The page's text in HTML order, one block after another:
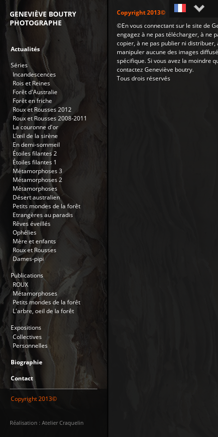
Copyright 2013©
©En vous connectant sur le site de
engagez à ne pas télécharger, à ne
copier, à ne pas publier ni
manipuler aucune des images
spécifique. Si vous avez la moindre
contactez Geneviève boutry.
Tous drois réservés
GENEVIÈVE BOUTRY
PHOTOGRAPHE
Actualités
Séries
Incandescences
Rois et Reines
Forêt d'Australie
Forêt en friche
Roux et Rousses 2012
Roux et Rousses 2008-2011
La couronne d'or
L’œil de la sirène
En demi-sommeil
Étoiles filantes 2
Étoiles filantes 1
Métamorphoses 3
Métamorphoses 2
Métamorphoses
Désert australien
Petits mondes de la forêt
Etrangères au paradis
Rêves éveillés
Ophélies
Mère et enfants
Roux et Rousses
Dames-pipi
Publications
ROUX
Métamorphoses
Petits mondes de la forêt
L'arbre, oeil de la forêt
Expositions
Collectives
Personnelles
Biographie
Contact
Copyright 2013©
Réalisation : Atelier Craquelin
Français
English